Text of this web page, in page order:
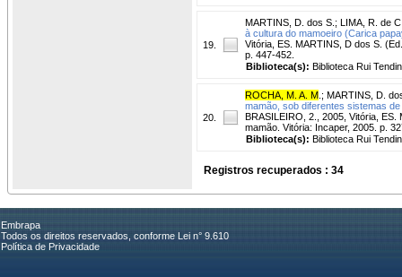
19.
MARTINS, D. dos S. ; LIMA, R. de
à cultura do mamoeiro (Carica
Vitória, ES. MARTINS, D dos S.
p. 447-452.
Biblioteca(s): Biblioteca Rui
20.
ROCHA, M. A. M ; MARTINS, D.
mamão, sob diferentes sistemas
BRASILEIRO, 2., 2005, Vitória,
mamão. Vitória: Incaper, 2005. p.
Biblioteca(s): Biblioteca Rui
Registros recuperados : 34
Embrapa
Todos os direitos reservados, conforme Lei n° 9.610
Política de Privacidade